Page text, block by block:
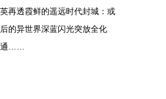
再透霞鲜的遥远时代封城：或
的异世界深蓝闪光突放全化
通……